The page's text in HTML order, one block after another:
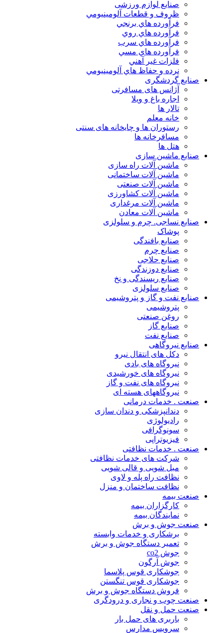
صنایع لوازم ورزشی
ظروف و قطعات آلومينيومي
فرآورده هاي برنجي
فرآورده هاي روي
فرآورده هاي سرب
فرآورده هاي مسي
فلزات غير آهني
نرده و حفاظ هاي آلومينيومي
صنایع گردشگری
آژانس های مسافرتی
اجاره باغ و ویلا
تالار ها
خانه معلم
رستوران ها و چایخانه های سنتی
مسافرخانه ها
هتل ها
صنایع ماشین سازی
ماشین آلات راه سازی
ماشین آلات ساختمانی
ماشین آلات صنعتی
ماشین آلات کشاورزی
ماشین آلات مرغداری
ماشین آلات معادن
صنایع نساجی. چرم و سلولزی
پوشاک
صنایع بافندگی
صنایع چرم
صنایع حلاجی
صنایع دوزندگی
صنایع ریسندگی و نخ
صنایع سلولزی
صنایع نفت و گاز و پتروشیمی
پتروشیمی
روغن صنعتی
صنایع گاز
صنایع نفت
صنایع نیروگاهی
دکل های انتقال نیرو
نیروگاه های بادی
نیروگاه های خورشیدی
نیروگاه های نفت و گاز
نیروگاههای هسته ای
صنعت . خدمات درمانی
دندانپزشکی و دندان سازی
رادیولوژی
سونوگرافی
فیزیوتراپی
صنعت . خدمات نظافتی
شرکت های خدمات نظافتی
مبل شویی و قالی شویی
نظافت راه پله و لاوی
نظافت ساختمان و منزل
صنعت بیمه
کارگزاران بیمه
نمایندگان بیمه
صنعت جوش و برش
برشکاری و خدمات وابسته
تعمیر دستگاه جوش و برش
جوش co2
جوش آرگون
جوشکاری قوس پلاسما
جوشکاری قوس تنگستن
فروش دستگاه جوش و برش
صنعت چوب و نجاری و درودگری
صنعت حمل و نقل
باربری های حمل بار
سرویس مدارس